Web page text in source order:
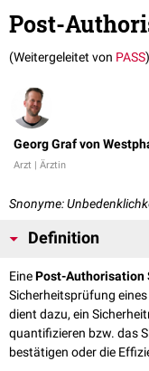
Post-
(Weitergeleitet von PASS)
Georg Graf von
Arzt | Ärztin
Snonyme:
Definition
EinePost-Authorisation
Sicherheitsprüfung
dient dazu, ein
quantifizieren bzw. das
bestätigen oder die